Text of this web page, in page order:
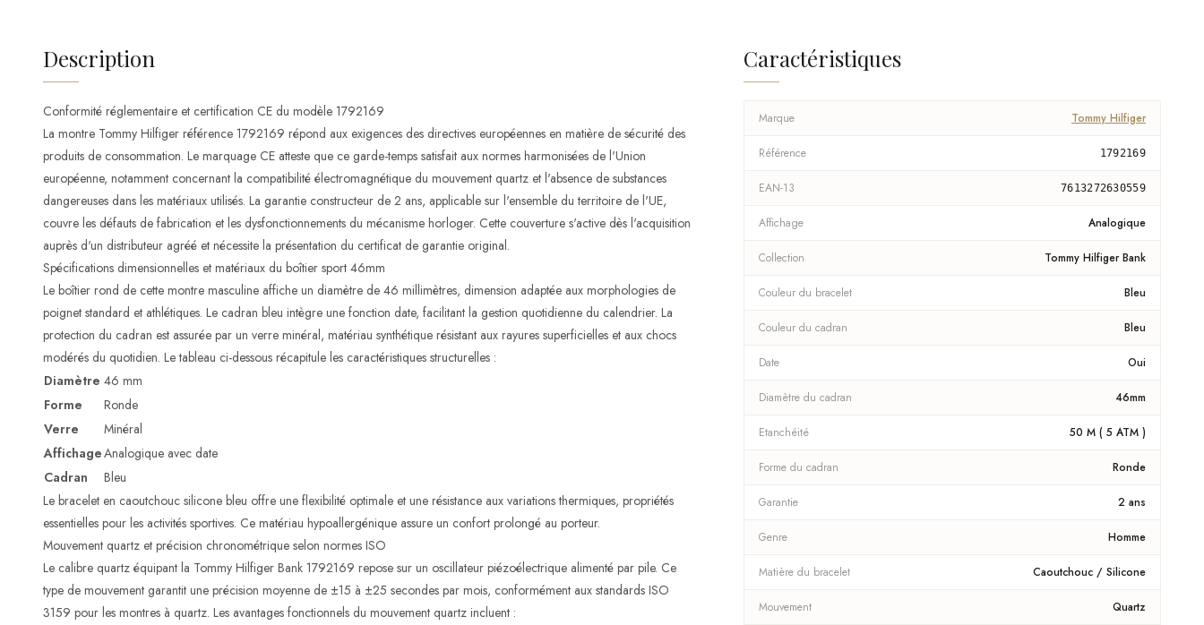
Description
Conformité réglementaire et certification CE du modèle 1792169
La montre Tommy Hilfiger référence 1792169 répond aux exigences des directives européennes en matière de sécurité des
produits de consommation. Le marquage CE atteste que ce garde-temps satisfait aux normes harmonisées de l'Union
européenne, notamment concernant la compatibilité électromagnétique du mouvement quartz et l'absence de substances
dangereuses dans les matériaux utilisés. La garantie constructeur de 2 ans, applicable sur l'ensemble du territoire de l'UE,
couvre les défauts de fabrication et les dysfonctionnements du mécanisme horloger. Cette couverture s'active dès l'acquisition
auprès d'un distributeur agréé et nécessite la présentation du certificat de garantie original.
Spécifications dimensionnelles et matériaux du boîtier sport 46mm
Le boîtier rond de cette montre masculine affiche un diamètre de 46 millimètres, dimension adaptée aux morphologies de
poignet standard et athlétiques. Le cadran bleu intègre une fonction date, facilitant la gestion quotidienne du calendrier. La
protection du cadran est assurée par un verre minéral, matériau synthétique résistant aux rayures superficielles et aux chocs
modérés du quotidien. Le tableau ci-dessous récapitule les caractéristiques structurelles :
Diamètre 46 mm
Forme
Ronde
Verre
Minéral
AffichageAnalogique avec date
Cadran
Bleu
Le bracelet en caoutchouc silicone bleu offre une flexibilité optimale et une résistance aux variations thermiques, propriétés
essentielles pour les activités sportives. Ce matériau hypoallergénique assure un confort prolongé au porteur.
Mouvement quartz et précision chronométrique selon normes ISO
Le calibre quartz équipant la Tommy Hilfiger Bank 1792169 repose sur un oscillateur piézoélectrique alimenté par pile. Ce
type de mouvement garantit une précision moyenne de ±15 à ±25 secondes par mois, conformément aux standards ISO
3159 pour les montres à quartz. Les avantages fonctionnels du mouvement quartz incluent :
Caractéristiques
Marque Tommy Hilfiger
Référence 1792169
EAN-13 7613272630559
Affichage Analogique
Collection Tommy Hilfiger Bank
Couleur du bracelet Bleu
Couleur du cadran Bleu
Date Oui
Diamètre du cadran 46mm
Etanchéité 50 M ( 5 ATM )
Forme du cadran Ronde
Garantie 2 ans
Genre Homme
Matière du bracelet Caoutchouc / Silicone
Mouvement Quartz